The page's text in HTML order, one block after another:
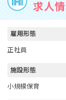
求人
雇用形態
正社員
施設形態
小規模保育